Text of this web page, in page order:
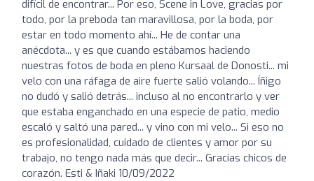
difícil de encontrar... Por eso, Scene in Love, gracias por
todo, por la preboda tan maravillosa, por la boda, por
estar en todo momento ahí... He de contar una
anécdota... y es que cuando estábamos haciendo
nuestras fotos de boda en pleno Kursaal de Donosti... mi
velo con una ráfaga de aire fuerte salió volando... Íñigo
no dudó y salió detrás... incluso al no encontrarlo y ver
que estaba enganchado en una especie de patio, medio
escaló y saltó una pared... y vino con mi velo... Si eso no
es profesionalidad, cuidado de clientes y amor por su
trabajo, no tengo nada más que decir... Gracias chicos de
corazón. Esti & Iñaki 10/09/2022